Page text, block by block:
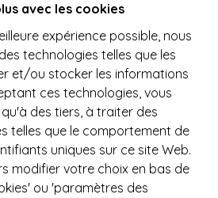
avec les cookies
expérience possible, nous
technologies telles que les
et/ou stocker les informations
ces technologies, vous
des tiers, à traiter des
telles que le comportement de
uniques sur ce site Web.
modifier votre choix en bas de
ou 'paramètres des
page n'existe
plus
À Louer